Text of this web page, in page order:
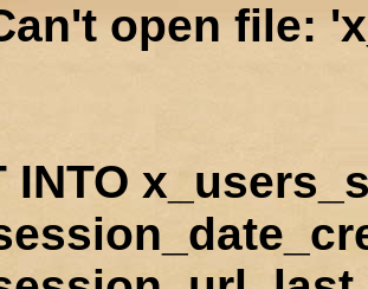
open file:
INTO